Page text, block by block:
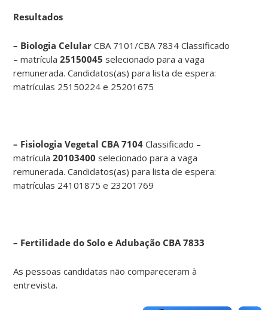
Resultados
– Biologia CelularCBA 7101/CBA 7834 Classificado
– matrícula 25150045 selecionado para a vaga
remunerada. Candidatos(as) para lista de espera:
matrículas 25150224 e 25201675
– Fisiologia Vegetal CBA 7104 Classificado –
matrícula 20103400 selecionado para a vaga
remunerada. Candidatos(as) para lista de espera:
matrículas 24101875 e 23201769
– Fertilidade do Solo e Adubação CBA 7833
As pessoas candidatas não compareceram à
entrevista.